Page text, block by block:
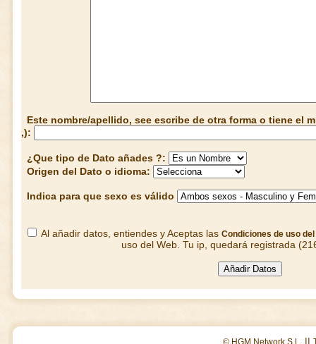
Este nombre/apellido, see escribe de otra forma o tiene el
,):
¿Que tipo de Dato añades ?:
Origen del Dato o idioma:
Indica para que sexo es válido
Al añadir datos, entiendes y Aceptas las Condiciones de uso del
uso del Web. Tu ip, quedará registrada
© HGM Network S.L. ||